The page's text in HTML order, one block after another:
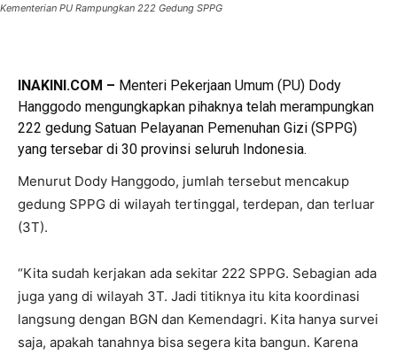
Kementerian PU Rampungkan 222 Gedung SPPG
INAKINI.COM – Menteri Pekerjaan Umum (PU) Dody
Hanggodo mengungkapkan pihaknya telah merampungkan
222 gedung Satuan Pelayanan Pemenuhan Gizi (SPPG)
yang tersebar di 30 provinsi seluruh Indonesia.
Menurut Dody Hanggodo, jumlah tersebut mencakup
gedung SPPG di wilayah tertinggal, terdepan, dan terluar
(3T).
“Kita sudah kerjakan ada sekitar 222 SPPG. Sebagian ada
juga yang di wilayah 3T. Jadi titiknya itu kita koordinasi
langsung dengan BGN dan Kemendagri. Kita hanya survei
saja, apakah tanahnya bisa segera kita bangun. Karena